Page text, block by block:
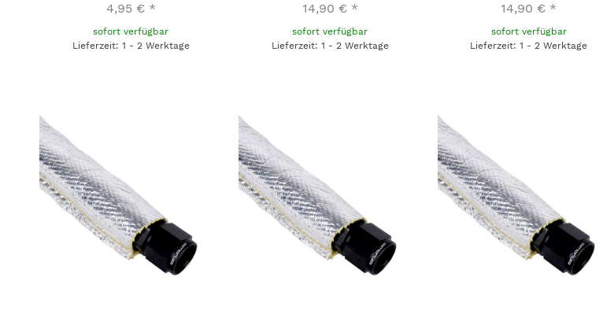
4,95 € *
sofort verfügbar
Lieferzeit: 1 - 2 Werktage
14,90 € *
sofort verfügbar
Lieferzeit: 1 - 2 Werktage
14,90 € *
sofort verfügbar
Lieferzeit: 1 - 2 Werktage